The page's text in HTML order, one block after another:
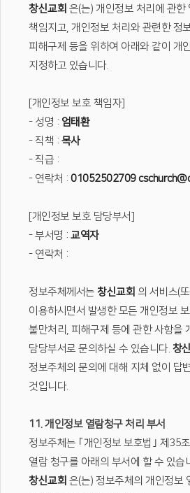
창신교회 은(는) 개인정보 처리에 관한
책임지고, 개인정보 처리와 관련한 정
피해구제 등을 위하여 아래와 같이 개
지정하고 있습니다.
[개인정보 보호 책임자]
- 성명 : 엄태환
- 직책 : 목사
- 직급 :
- 연락처 : 01052502709
[개인정보 보호 담당부서]
- 부서명 : 교역자
- 연락처 :
정보주체께서는 창신교회 의 서비스(
이용하시면서 발생한 모든 개인정보 보
불만처리, 피해구제 등에 관한 사항을
담당부서로 문의하실 수 있습니다. 창
정보주체의 문의에 대해 지체 없이 답
것입니다.
11. 개인정보 열람청구 처리 부서
정보주체는 ｢개인정보 보호법｣ 제35
열람 청구를 아래의 부서에 할 수 있습
창신교회 은(는) 정보주체의 개인정보